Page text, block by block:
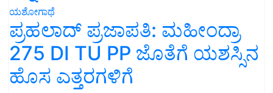
ಯಶೋಗಾಥೆ
ಪ್ರಹಲಾದ್ ಪ್ರಜಾಪತಿ: ಮಹೀಂದ್ರಾ
275 DI TU PP ಜೊತೆಗೆ ಯಶಸ್ಸಿನ
ಹೊಸ ಎತ್ತರಗಳಿಗೆ